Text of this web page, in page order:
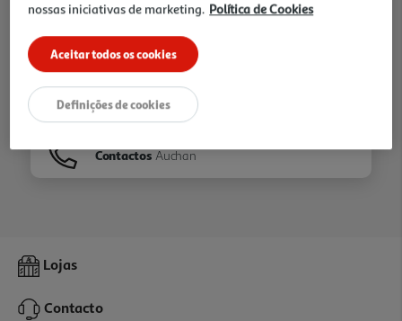
Ir para Homepage
Folhetos
Contactos Auchan
Lojas
Contacto
nossas iniciativas de marketing. Política de Cookies
Aceitar todos os cookies
Definições de cookies